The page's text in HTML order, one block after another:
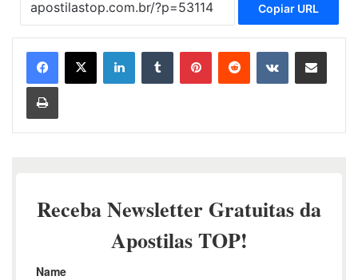
Copiar URL
LinkedinTumblr PinterestReddit VK Compartilhar via e-mail
Imprimir